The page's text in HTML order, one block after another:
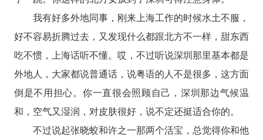
我有好多外地同事，刚来上海工作的时候水土不服，
好不容易折腾过去，又发现什么都跟北方不一样，甜东西
吃不惯，上海话听不懂。哎，不过听说深圳那里基本都是
外地人，大家都说普通话，说粤语的人不是很多，这方面
倒是不用担心。你一直很会照顾自己，深圳那边气候温
和，空气又湿润，对皮肤很好，说不定还挺适合你的。
不过说起张晓蛟和许之一那两个活宝，总觉得你和他